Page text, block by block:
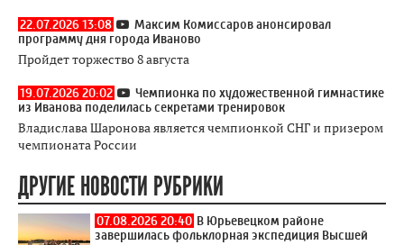
22.07.2026 13:08
Максим Комиссаров анонсировал
программу дня города Иваново
Пройдет торжество 8 августа
19.07.2026 20:02
Чемпионка по художественной гимнастике
из Иванова поделилась секретами тренировок
Владислава Шаронова является чемпионкой СНГ и призером
чемпионата России
ДРУГИЕ НОВОСТИ РУБРИКИ
07.08.2026 20:40 В Юрьевецком районе
завершилась фольклорная экспедиция Высшей